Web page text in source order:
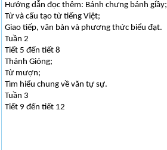
Hướng dẫn đọc thêm: Bánh chưng bánh giầy;
Từ và cấu tạo từ tiếng Việt;
Giao tiếp, văn bản và phương thức biểu đạt.
Tuần 2
Tiết 5 đến tiết 8
Thánh Gióng;
Từ mượn;
Tìm hiểu chung về văn tự sự.
Tuần 3
Tiết 9 đến tiết 12